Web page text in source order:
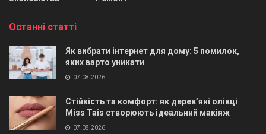
Останні статті
Як вибрати інтернет для дому: 5 помилок,
яких варто уникати
07.08.2026
Стійкість та комфорт: як дерев’яні олівці
Miss Tais створюють ідеальний макіяж
07.08.2026